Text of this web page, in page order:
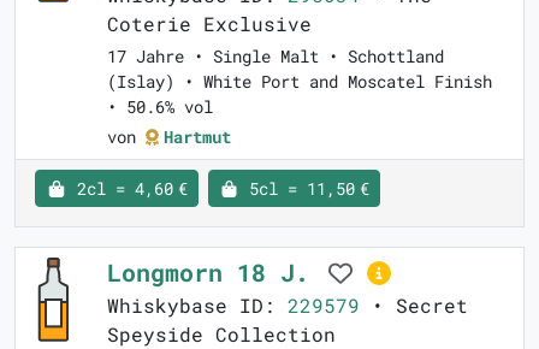
Coterie Exclusive
17 Jahre • Single Malt • Schottland
(Islay) • White Port and Moscatel Finish
• 50.6% vol
von
Hartmut
2cl = 4,60 € 5cl = 11,50 €
Longmorn 18 J.
Whiskybase ID: 229579 • Secret
Speyside Collection